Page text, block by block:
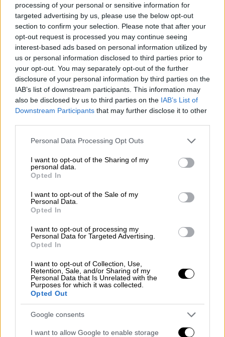
processing of your personal or sensitive information for
targeted advertising by us, please use the below opt-out
section to confirm your selection. Please note that after your
opt-out request is processed you may continue seeing
interest-based ads based on personal information utilized by
us or personal information disclosed to third parties prior to
your opt-out. You may separately opt-out of the further
disclosure of your personal information by third parties on the
IAB’s list of downstream participants. This information may
also be disclosed by us to third parties on the IAB’s List of
Downstream Participants that may further disclose it to other
Please note that this website/app uses one or more Google
not limited to your visit or usage behaviour. You may click to
grant or deny consent to Google and its third-party tags to
use your data for below specified purposes in below Google
consent section.
Personal Data Processing Opt Outs
I want to opt-out of the Sharing of my
personal data.
Opted In
I want to opt-out of the Sale of my
Personal Data.
Opted In
I want to opt-out of processing my
Personal Data for Targeted Advertising.
Opted In
I want to opt-out of Collection, Use,
Retention, Sale, and/or Sharing of my
Personal Data that Is Unrelated with the
Purposes for which it was collected.
Opted Out
Google consents
I want to allow Google to enable storage
Κόσμος|16.07.2025 23:15
Οι κληρονόμοι του Λεπέν χρωστούν στο
Ευρωπαϊκό Κοινοβούλιο 300.000 ευρώ
Η απόφαση του Δικαστηρίου της ΕΕ απαιτεί
από τους κληρονόμους του Ζαν-Μαρί Λεπέν
την επιστροφή 300.000 ευρώ
Τηλεόραση|16.07.2025 23:00
Ο Χάρισον Φόρντ είναι για πρώτη φορά
υποψήφιος στα Βραβεία Emmy
Μετά από μία καριέρα που έχει διάρκεια
περίπου 50 έτη